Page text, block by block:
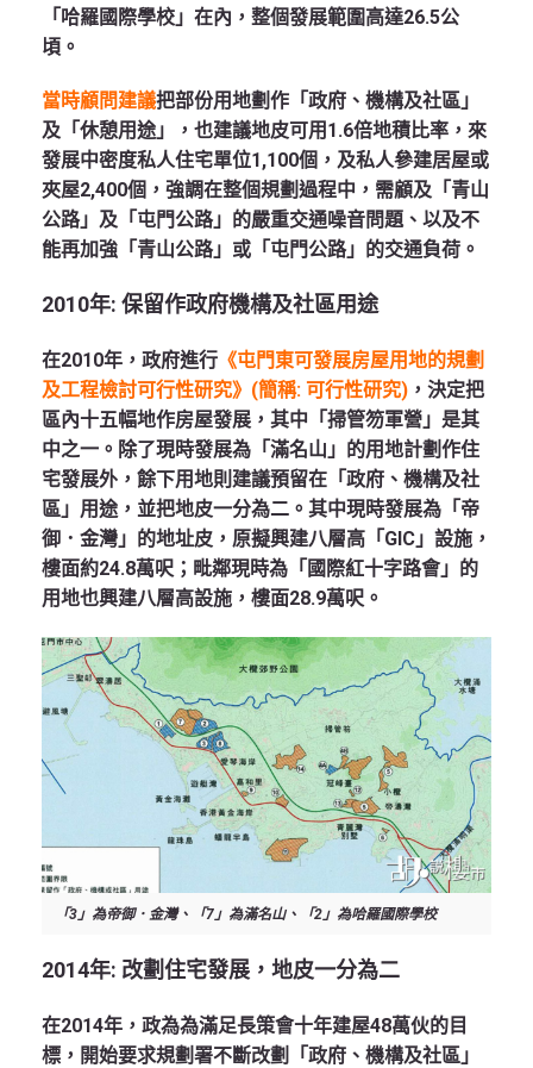
「哈羅國際學校」在內，整個發展範圍高達26.5公
頃。
當時顧問建議把部份用地劃作「政府、機構及社區」
及「休憩用途」，也建議地皮可用1.6倍地積比率，來
發展中密度私人住宅單位1,100個，及私人參建居屋或
夾屋2,400個，強調在整個規劃過程中，需顧及「青山
公路」及「屯門公路」的嚴重交通噪音問題、以及不
能再加強「青山公路」或「屯門公路」的交通負荷。
2010年: 保留作政府機構及社區用途
在2010年，政府進行 《屯門東可發展房屋用地的規劃
及工程檢討可行性研究》(簡稱: 可行性研究) ，決定把
區內十五幅地作房屋發展，其中「掃管笏軍營」是其
中之一。除了現時發展為「滿名山」的用地計劃作住
宅發展外，餘下用地則建議預留在「政府、機構及社
區」用途，並把地皮一分為二。其中現時發展為「帝
御．金灣」的地址皮，原擬興建八層高「GIC」設施，
樓面約24.8萬呎；毗鄰現時為「國際紅十字路會」的
用地也興建八層高設施，樓面28.9萬呎。
「3」為帝御．金灣、「7」為滿名山、「2」為哈羅國際學校
2014年: 改劃住宅發展，地皮一分為二
在2014年，政為為滿足長策會十年建屋48萬伙的目
標，開始要求規劃署不斷改劃「政府、機構及社區」